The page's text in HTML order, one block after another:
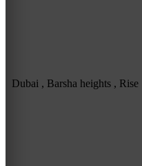
Dubai , Barsha heights ,